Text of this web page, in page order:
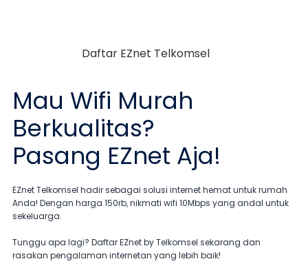
Mau Wifi Murah
Berkualitas?
Pasang EZnet Aja!
EZnet Telkomsel hadir sebagai solusi internet hemat untuk rumah
Anda! Dengan harga 150rb, nikmati wifi 10Mbps yang andal untuk
sekeluarga.
Tunggu apa lagi? Daftar EZnet by Telkomsel sekarang dan
rasakan pengalaman internetan yang lebih baik!